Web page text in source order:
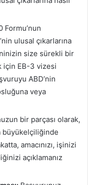
Formu’nun
ulusal çıkarlarına
size sürekli bir
için EB-3 vizesi
ABD’nin
veya
bir parçası olarak,
büyükelçiliğinde
amacınızı, işinizi
açıklamanız